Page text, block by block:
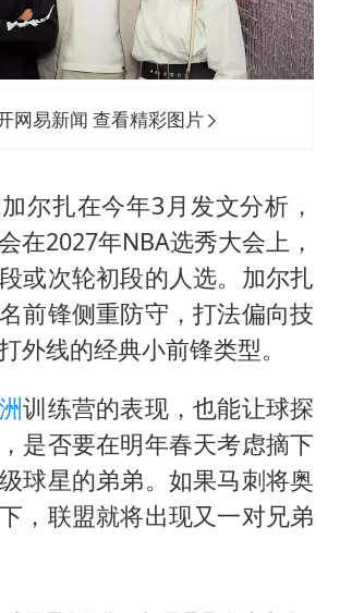
网易新闻 查看精彩图片
尔扎在今年3月发文分析，
在2027年NBA选秀大会上，
或次轮初段的人选。加尔扎
前锋侧重防守，打法偏向技
外线的经典小前锋类型。
训练营的表现，也能让球探
是否要在明年春天考虑摘下
球星的弟弟。如果马刺将奥
，联盟就将出现又一对兄弟